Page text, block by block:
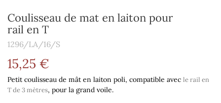
Coulisseau de mat en laiton pour
rail en T
1296/LA/16/S
15,25 €
Petit coulisseau de mât en laiton poli, compatible avec le rail en
T de 3 mètres, pour la grand voile.